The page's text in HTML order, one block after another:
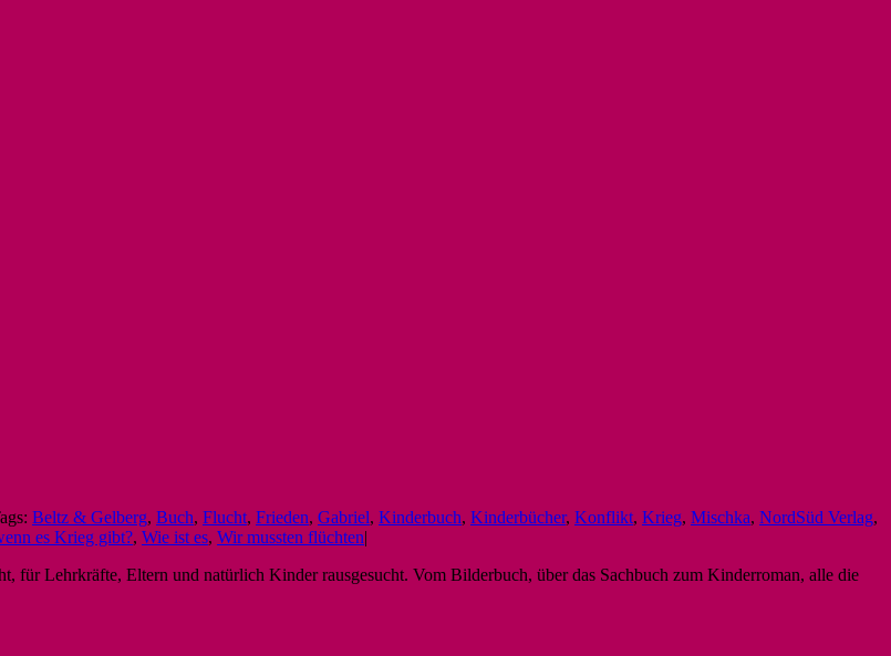
Beltz & Gelberg, Buch, Flucht, Frieden, Gabriel, Kinderbuch, Kinderbücher, Konflikt, Krieg, Mischka, NordSüd Verlag,
es Krieg gibt?, Wie ist es, Wir mussten flüchten|
Lehrkräfte, Eltern und natürlich Kinder rausgesucht. Vom Bilderbuch, über das Sachbuch zum Kinderroman, alle die